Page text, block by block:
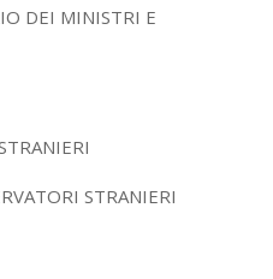
DEI MINISTRI E
STRANIERI